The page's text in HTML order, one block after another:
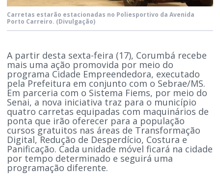
Carretas estarão estacionadas no Poliesportivo da Avenida
Porto Carreiro. (Divulgação)
A partir desta sexta-feira (17), Corumbá recebe
mais uma ação promovida por meio do
programa Cidade Empreendedora, executado
pela Prefeitura em conjunto com o Sebrae/MS.
Em parceria com o Sistema Fiems, por meio do
Senai, a nova iniciativa traz para o município
quatro carretas equipadas com maquinários de
ponta que irão oferecer para a população
cursos gratuitos nas áreas de Transformação
Digital, Redução de Desperdício, Costura e
Panificação. Cada unidade móvel ficará na cidade
por tempo determinado e seguirá uma
programação diferente.